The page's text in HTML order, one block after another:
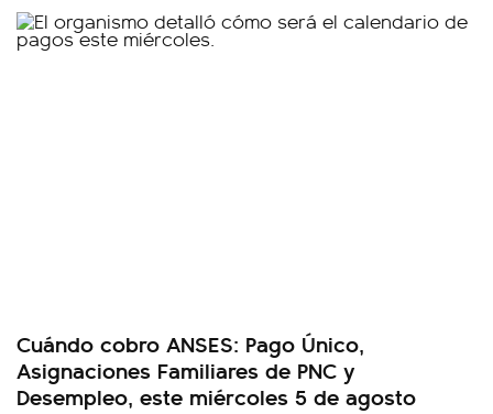
Cuándo cobro ANSES: Pago Único,
Asignaciones Familiares de PNC y
Desempleo, este miércoles 5 de agosto